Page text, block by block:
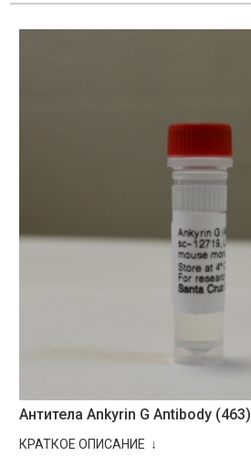
Антитела Ankyrin G Antibody (463)
КРАТКОЕ ОПИСАНИЕ ↓